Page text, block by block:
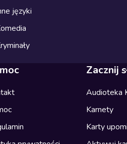
języki
Zacznij
Audioteka
Karnety
Karty